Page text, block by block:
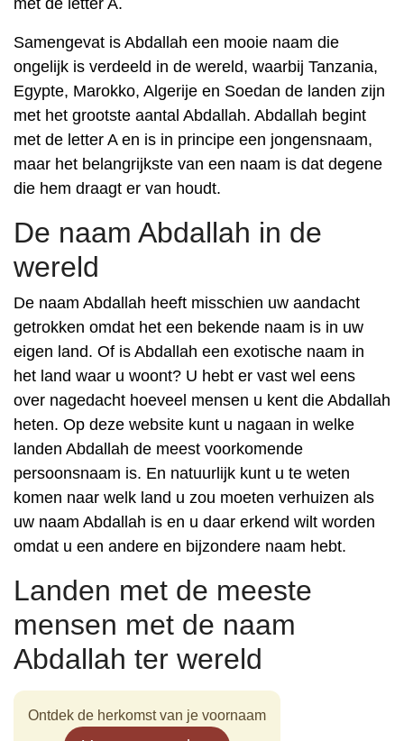
met de letter A.
Samengevat is Abdallah een mooie naam die
ongelijk is verdeeld in de wereld, waarbij Tanzania,
Egypte, Marokko, Algerije en Soedan de landen zijn
met het grootste aantal Abdallah. Abdallah begint
met de letter A en is in principe een jongensnaam,
maar het belangrijkste van een naam is dat degene
die hem draagt er van houdt.
De naam Abdallah in de
wereld
De naam Abdallah heeft misschien uw aandacht
getrokken omdat het een bekende naam is in uw
eigen land. Of is Abdallah een exotische naam in
het land waar u woont? U hebt er vast wel eens
over nagedacht hoeveel mensen u kent die Abdallah
heten. Op deze website kunt u nagaan in welke
landen Abdallah de meest voorkomende
persoonsnaam is. En natuurlijk kunt u te weten
komen naar welk land u zou moeten verhuizen als
uw naam Abdallah is en u daar erkend wilt worden
omdat u een andere en bijzondere naam hebt.
Landen met de meeste
mensen met de naam
Abdallah ter wereld
Ontdek de herkomst van je voornaam